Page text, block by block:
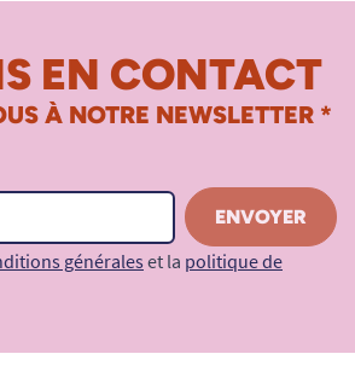
EN CONTACT
À NOTRE NEWSLETTER *
généraleset la politique de